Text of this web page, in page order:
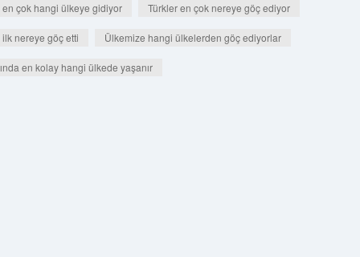
en çok hangi ülkeye gidiyor Türkler en çok nereye göç ediyor
ilk nereye göç etti Ülkemize hangi ülkelerden göç ediyorlar
en kolay hangi ülkede yaşanır